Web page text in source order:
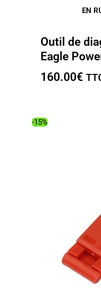
EN
Outil de
Eagle
160.00€
-15%